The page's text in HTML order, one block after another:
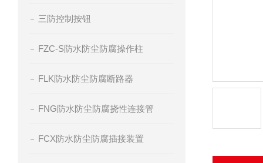
三防控制按钮
FZC-S防水防尘防腐操作柱
FLK防水防尘防腐断路器
FNG防水防尘防腐挠性连接管
FCX防水防尘防腐插接装置